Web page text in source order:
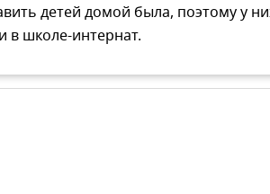
детей домой была, поэтому у
в школе-интернат.